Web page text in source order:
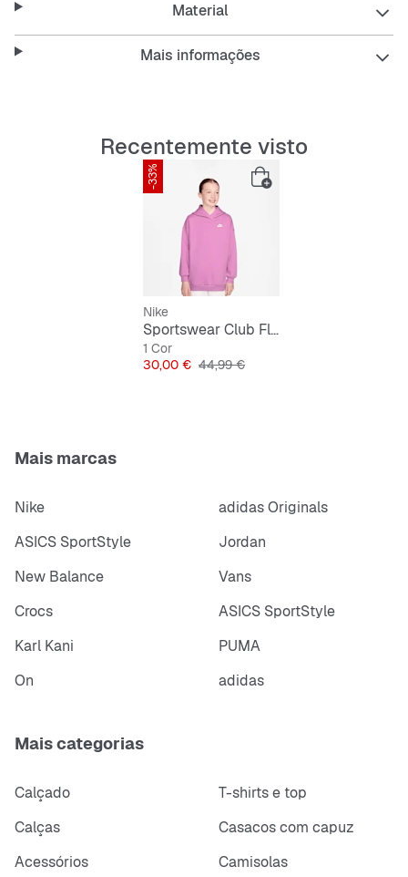
Material
Mais informações
Recentemente visto
-33%
Nike
Sportswear Club Fleece Oversized Pullover Hoodie
1 Cor
Preço
30,00 € Preço original
44,99 €
Mais marcas
Nike
adidas Originals
ASICS SportStyle
Jordan
New Balance
Vans
Crocs
ASICS SportStyle
Karl Kani
PUMA
On
adidas
Mais categorias
Calçado
T-shirts e top
Calças
Casacos com capuz
Acessórios
Camisolas